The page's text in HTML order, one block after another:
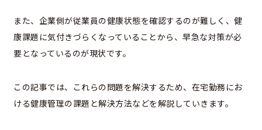
また、企業側が従業員の健康状態を確認するのが難しく、健
康課題に気付きづらくなっていることから、早急な対策が必
要となっているのが現状です。
この記事では、これらの問題を解決するため、在宅勤務にお
ける健康管理の課題と解決方法などを解説していきます。